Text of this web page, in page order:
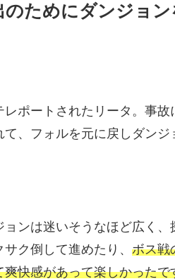
ためにダンジョン
ポートされたリータ。事故
、フォルを元に戻しダンジ
ンは迷いそうなほど広く、
サク倒して進めたり、ボス戦
快感があって楽しかったで